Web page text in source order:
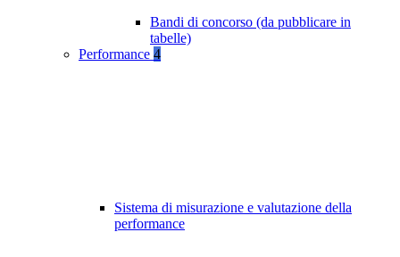
Bandi di concorso (da pubblicare in
tabelle)
Performance 4
Sistema di misurazione e valutazione della
performance